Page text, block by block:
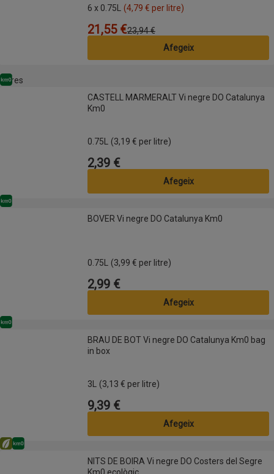
6 x 0.75L
(4,79 € per litre)
Preu
21,55 €
Preu anterior23,94 €
Afegeix
Altres
CASTELL MARMERALT Vi negre DO Catalunya Km0
Km0
CASTELL MARMERALT Vi negre DO Catalunya
Km0
0.75L (3,19 € per litre)
Preu
2,39 €
Afegeix
BOVER Vi negre DO Catalunya Km0
Km0
BOVER Vi negre DO Catalunya Km0
0.75L (3,99 € per litre)
Preu
2,99 €
Afegeix
BRAU DE BOT Vi negre DO Catalunya Km0 bag in box
Km0
BRAU DE BOT Vi negre DO Catalunya Km0 bag
in box
3L (3,13 € per litre)
Preu
9,39 €
Afegeix
NITS DE BOIRA Vi negre DO Costers del Segre Km0 ecològic
Eco
Km0
NITS DE BOIRA Vi negre DO Costers del Segre